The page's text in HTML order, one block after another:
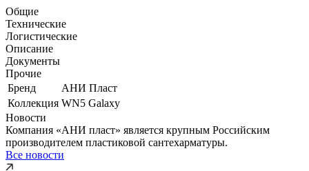
Общие
Технические
Логистические
Описание
Документы
Прочие
Бренд
АНИ Пласт
Коллекция WN5 Galaxy
Новости
Компания «АНИ пласт» является крупным Российским
производителем пластиковой сантехарматуры.
Все новости